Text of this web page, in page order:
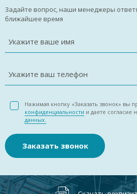
Задайте вопрос, наши менеджеры
ближайшее время
Укажите ваше имя
Укажите ваш телефон
Нажимая кнопку «Заказать звонок» вы
конфиденциальности и даете согласие
данных.
Заказать звонок